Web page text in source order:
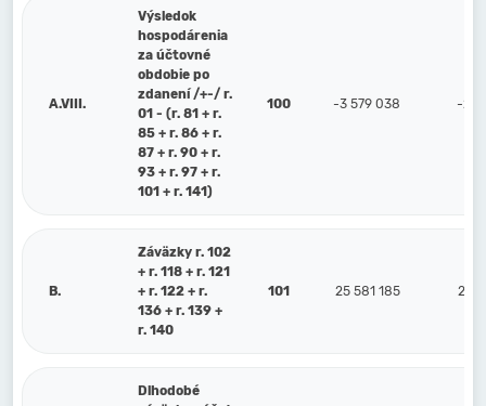
A.VIII.
Výsledok
hospodárenia
za účtovné
obdobie po
zdanení /+-/ r.
01 - (r. 81 + r.
85 + r. 86 + r.
87 + r. 90 + r.
93 + r. 97 + r.
101 + r. 141)
100 -3 579 038 -2
B.
Záväzky r. 102
+ r. 118 + r. 121
+ r. 122 + r.
136 + r. 139 +
r. 140
101 25 581 185 29
Dlhodobé